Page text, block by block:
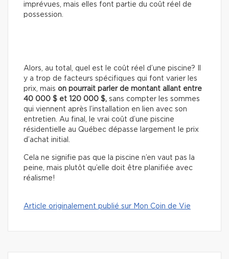
imprévues, mais elles font partie du coût réel de
possession.
Alors, au total, quel est le coût réel d’une piscine? Il
y a trop de facteurs spécifiques qui font varier les
prix, mais on pourrait parler de montant allant entre
40 000 $ et 120 000 $, sans compter les sommes
qui viennent après l’installation en lien avec son
entretien. Au final, le vrai coût d’une piscine
résidentielle au Québec dépasse largement le prix
d’achat initial.
Cela ne signifie pas que la piscine n’en vaut pas la
peine, mais plutôt qu’elle doit être planifiée avec
réalisme!
Article originalement publié sur Mon Coin de Vie